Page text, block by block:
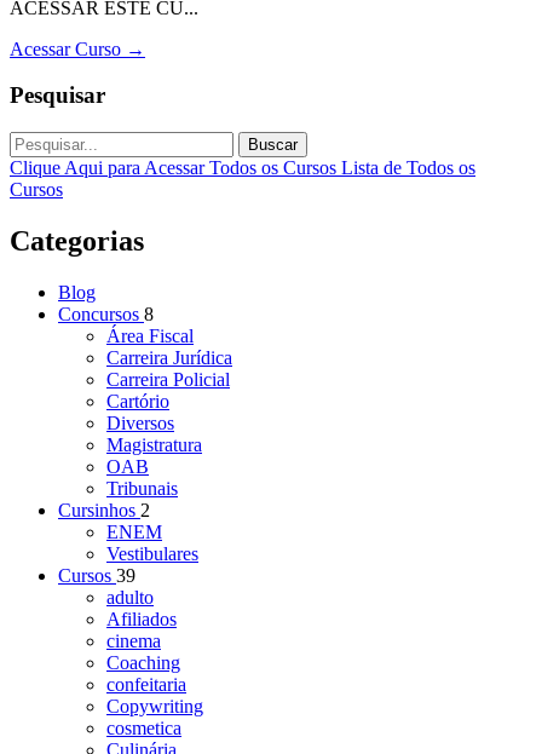
ACESSAR ESTE CU...
Acessar Curso →
Pesquisar
Buscar
Clique Aqui para Acessar Todos os Cursos Lista de Todos os
Cursos
Categorias
Blog
Concursos 8
Área Fiscal
Carreira Jurídica
Carreira Policial
Cartório
Diversos
Magistratura
OAB
Tribunais
Cursinhos 2
ENEM
Vestibulares
Cursos 39
adulto
Afiliados
cinema
Coaching
confeitaria
Copywriting
cosmetica
Culinária